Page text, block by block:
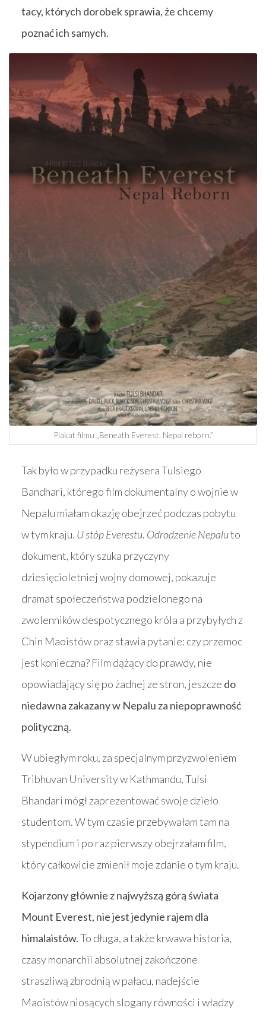
tacy, których dorobek sprawia, że chcemy
poznać ich samych.
Plakat filmu „Beneath Everest. Nepal reborn.”
Tak było w przypadku reżysera Tulsiego
Bandhari, którego film dokumentalny o wojnie w
Nepalu miałam okazję obejrzeć podczas pobytu
w tym kraju. U stóp Everestu. Odrodzenie Nepaluto
dokument, który szuka przyczyny
dziesięcioletniej wojny domowej, pokazuje
dramat społeczeństwa podzielonego na
zwolenników despotycznego króla a przybyłych z
Chin Maoistów oraz stawia pytanie: czy przemoc
jest konieczna? Film dążący do prawdy, nie
opowiadający się po żadnej ze stron, jeszcze do
niedawna zakazany w Nepalu za niepoprawność
polityczną.
W ubiegłym roku, za specjalnym przyzwoleniem
Tribhuvan University w Kathmandu, Tulsi
Bhandari mógł zaprezentować swoje dzieło
studentom. W tym czasie przebywałam tam na
stypendium i po raz pierwszy obejrzałam film,
który całkowicie zmienił moje zdanie o tym kraju.
Kojarzony głównie z najwyższą górą świata
Mount Everest, nie jest jedynie rajem dla
himalaistów.To długa, a także krwawa historia,
czasy monarchii absolutnej zakończone
straszliwą zbrodnią w pałacu, nadejście
Maoistów niosących slogany równości i władzy